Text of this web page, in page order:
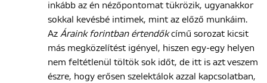
inkább az én nézőpontomat tükrözik, ugyanakkor
sokkal kevésbé intimek, mint az előző munkáim.
Az Áraink forintban értendőkcímű sorozat kicsit
más megközelítést igényel, hiszen egy-egy helyen
nem feltétlenül töltök sok időt, de itt is azt veszem
észre, hogy erősen szelektálok azzal kapcsolatban,